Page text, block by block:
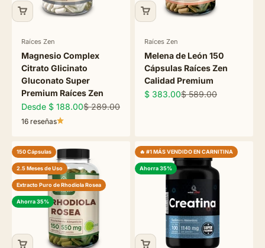
Raíces Zen
Magnesio Complex
Citrato Glicinato
Gluconato Super
Premium Raíces Zen
Precio de oferta
Desde $ 188.00Precio normal
$ 289.00
16 reseñas
Raíces Zen
Melena de León 150
Cápsulas Raíces Zen
Calidad Premium
Precio de oferta
$ 383.00Precio normal
$ 589.00
150 Cápsulas
2.5 Meses de Uso
Extracto Puro de Rhodiola Rosea
Ahorra 35%
🔥 #1 MÁS VENDIDO EN CARNITINA
Ahorra 35%